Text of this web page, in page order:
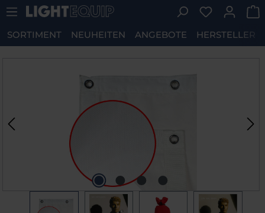
Zum Hauptinhalt springen Du hast 0
SORTIMENT NEUHEITEN ANGEBOTE HERSTELLER